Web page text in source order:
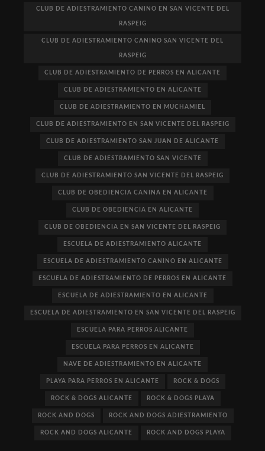
CLUB DE ADIESTRAMIENTO CANINO EN SAN VICENTE DEL
RASPEIG
CLUB DE ADIESTRAMIENTO CANINO SAN VICENTE DEL
RASPEIG
CLUB DE ADIESTRAMIENTO DE PERROS EN ALICANTE
CLUB DE ADIESTRAMIENTO EN ALICANTE
CLUB DE ADIESTRAMIENTO EN MUCHAMIEL
CLUB DE ADIESTRAMIENTO EN SAN VICENTE DEL RASPEIG
CLUB DE ADIESTRAMIENTO SAN JUAN DE ALICANTE
CLUB DE ADIESTRAMIENTO SAN VICENTE
CLUB DE ADIESTRAMIENTO SAN VICENTE DEL RASPEIG
CLUB DE OBEDIENCIA CANINA EN ALICANTE
CLUB DE OBEDIENCIA EN ALICANTE
CLUB DE OBEDIENCIA EN SAN VICENTE DEL RASPEIG
ESCUELA DE ADIESTRAMIENTO ALICANTE
ESCUELA DE ADIESTRAMIENTO CANINO EN ALICANTE
ESCUELA DE ADIESTRAMIENTO DE PERROS EN ALICANTE
ESCUELA DE ADIESTRAMIENTO EN ALICANTE
ESCUELA DE ADIESTRAMIENTO EN SAN VICENTE DEL RASPEIG
ESCUELA PARA PERROS ALICANTE
ESCUELA PARA PERROS EN ALICANTE
NAVE DE ADIESTRAMIENTO EN ALICANTE
PLAYA PARA PERROS EN ALICANTE ROCK & DOGS
ROCK & DOGS ALICANTE ROCK & DOGS PLAYA
ROCK AND DOGS ROCK AND DOGS ADIESTRAMIENTO
ROCK AND DOGS ALICANTE ROCK AND DOGS PLAYA